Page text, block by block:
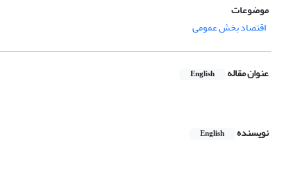
موضوعات
اقتصاد بخش عمومی
عنوان مقاله English
نویسنده English